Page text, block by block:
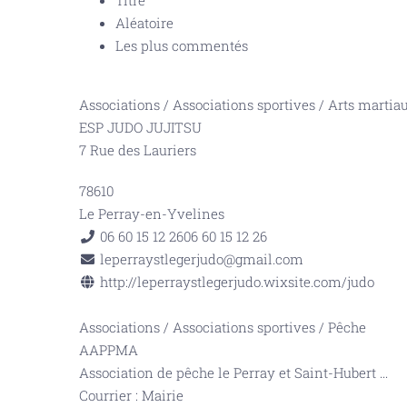
Aléatoire
Les plus commentés
Associations / Associations sportives / Arts
ESP JUDO JUJITSU
7 Rue des Lauriers
78610
Le Perray-en-Yvelines
06 60 15 12 2606 60 15 12 26
leperraystlegerjudo@gmail.com
http://leperraystlegerjudo.wixsite.com/judo
Associations / Associations sportives / Pêche
AAPPMA
Association de pêche le Perray et Saint-Hubert ...
Courrier : Mairie